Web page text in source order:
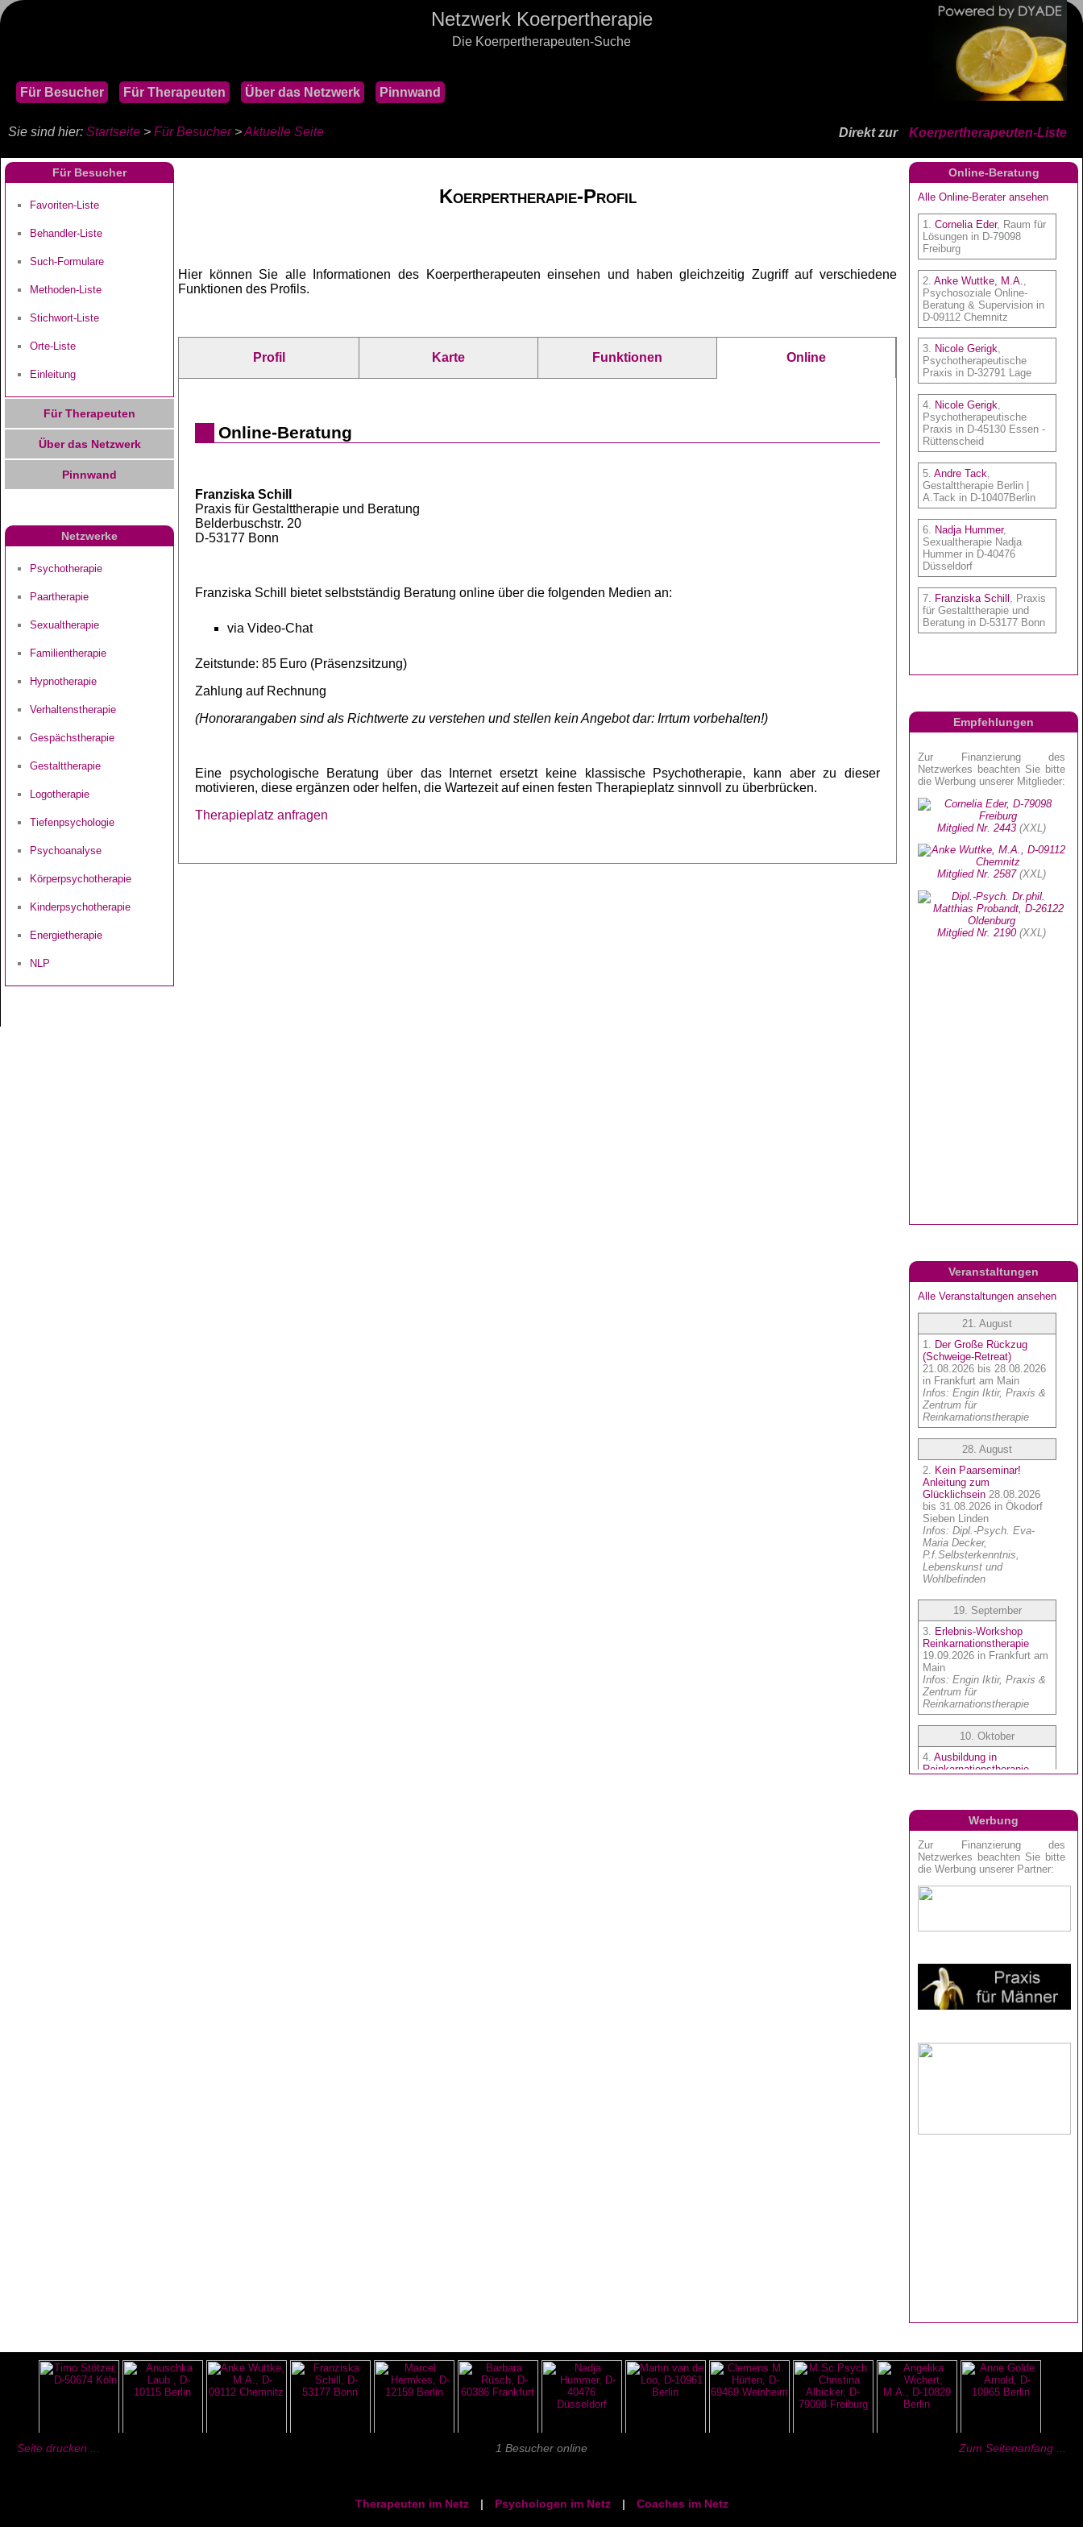
Netzwerk Koerpertherapie
Die Koerpertherapeuten-Suche
Für Besucher Für Therapeuten Über das Netzwerk Pinnwand
Direkt zur Koerpertherapeuten-Liste
Sie sind hier: Startseite > Für Besucher>Aktuelle Seite
Für Besucher
Favoriten-Liste
Behandler-Liste
Such-Formulare
Methoden-Liste
Stichwort-Liste
Orte-Liste
Einleitung
Für Therapeuten
Über das Netzwerk
Pinnwand
Netzwerke
Psychotherapie
Paartherapie
Sexualtherapie
Familientherapie
Hypnotherapie
Verhaltenstherapie
Gespächstherapie
Gestalttherapie
Logotherapie
Tiefenpsychologie
Psychoanalyse
Körperpsychotherapie
Kinderpsychotherapie
Energietherapie
NLP
Koerpertherapie-Profil
Hier können Sie alle Informationen des Koerpertherapeuten einsehen und haben gleichzeitig Zugriff auf verschiedene
Funktionen des Profils.
Profil Karte Funktionen Online
Online-Beratung
Franziska Schill
Praxis für Gestalttherapie und Beratung
Belderbuschstr. 20
D-53177 Bonn
Franziska Schill bietet selbstständig Beratung online über die folgenden Medien an:
via Video-Chat
Zeitstunde: 85 Euro (Präsenzsitzung)
Zahlung auf Rechnung
(Honorarangaben sind als Richtwerte zu verstehen und stellen kein Angebot dar: Irrtum vorbehalten!)
Eine psychologische Beratung über das Internet ersetzt keine klassische Psychotherapie, kann aber zu dieser
motivieren, diese ergänzen oder helfen, die Wartezeit auf einen festen Therapieplatz sinnvoll zu überbrücken.
Therapieplatz anfragen
Online-Beratung
Empfehlungen
Veranstaltungen
Werbung
Seite drucken ... 1 Besucher online Zum Seitenanfang ...
Therapeuten im Netz | Psychologen im Netz | Coaches im Netz